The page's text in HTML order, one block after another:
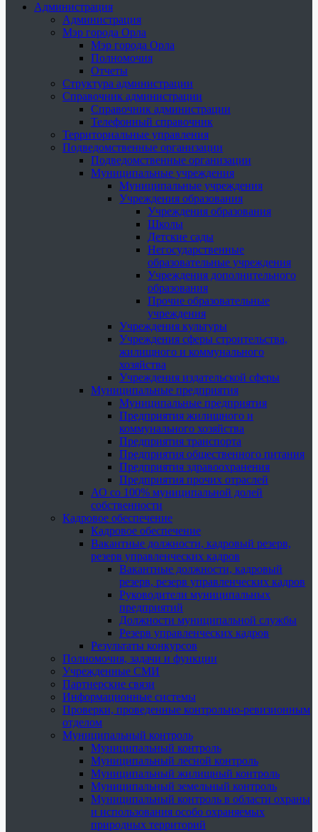
Администрация
Администрация
Мэр города Орла
Мэр города Орла
Полномочия
Отчеты
Структура администрации
Справочник администрации
Справочник администрации
Телефонный справочник
Территориальные управления
Подведомственные организации
Подведомственные организации
Муниципальные учреждения
Муниципальные учреждения
Учреждения образования
Учреждения образования
Школы
Детские сады
Негосударственные
образовательные учреждения
Учреждения дополнительного
образования
Прочие образовательные
учреждения
Учреждения культуры
Учреждения сферы строительства,
жилищного и коммунального
хозяйства
Учреждения издательской сферы
Муниципальные предприятия
Муниципальные предприятия
Предприятия жилищного и
коммунального хозяйства
Предприятия транспорта
Предприятия общественного питания
Предприятия здравоохранения
Предприятия прочих отраслей
АО со 100% муниципальной долей
собственности
Кадровое обеспечение
Кадровое обеспечение
Вакантные должности, кадровый резерв,
резерв управленческих кадров
Вакантные должности, кадровый
резерв, резерв управленческих кадров
Руководители муниципальных
предприятий
Должности муниципальной службы
Резерв управленческих кадров
Результаты конкурсов
Полномочия, задачи и функции
Учрежденные СМИ
Партнерские связи
Информационные системы
Проверки, проведенные контрольно-ревизионным
отделом
Муниципальный контроль
Муниципальный контроль
Муниципальный лесной контроль
Муниципальный жилищный контроль
Муниципальный земельный контроль
Муниципальный контроль в области охраны
и использования особо охраняемых
природных территорий